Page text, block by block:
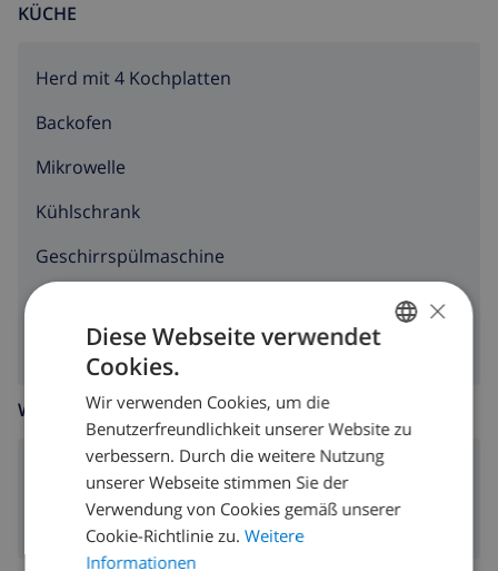
KÜCHE
Herd mit 4 Kochplatten
Backofen
Mikrowelle
Kühlschrank
Geschirrspülmaschine
WOHNZIMMER
Kamin
DUTCH
SPANISH
GERMAN
×
Diese Webseite verwendet
Cookies.
Wir verwenden Cookies, um die
Benutzerfreundlichkeit unserer Website zu
verbessern. Durch die weitere Nutzung
unserer Webseite stimmen Sie der
Verwendung von Cookies gemäß unserer
Cookie-Richtlinie zu. Weitere
Informationen